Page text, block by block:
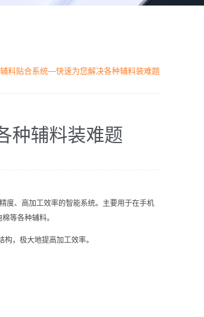
料贴合系统—快速为您解决各种辅料装难题
种辅料装难题
度、高加工效率的智能系统。主要用于在手机
等各种辅料。
，极大地提高加工效率。